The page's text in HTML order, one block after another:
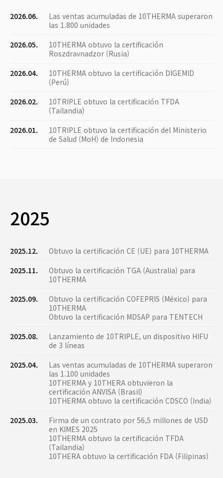
2026.06.
Las ventas acumuladas de 10THERMA superaron
las 1.800 unidades
2026.05.
10THERMA obtuvo la certificación
Roszdravnadzor (Rusia)
2026.04.
10THERMA obtuvo la certificación DIGEMID
(Perú)
2026.02.
10TRIPLE obtuvo la certificación TFDA
(Tailandia)
2026.01.
10TRIPLE obtuvo la certificación del Ministerio
de Salud (MoH) de Indonesia
2025
2025.12.
Obtuvo la certificación CE (UE) para 10THERMA
2025.11.
Obtuvo la certificación TGA (Australia) para
10THERMA
2025.09.
Obtuvo la certificación COFEPRIS (México) para
10THERMA
Obtuvo la certificación MDSAP para TENTECH
2025.08.
Lanzamiento de 10TRIPLE, un dispositivo HIFU
de 3 líneas
2025.04.
Las ventas acumuladas de 10THERMA superaron
las 1.100 unidades
10THERMA y 10THERA obtuvieron la
certificación ANVISA (Brasil)
10THERMA obtuvo la certificación CDSCO (India)
2025.03.
Firma de un contrato por 56,5 millones de USD
en KIMES 2025
10THERMA obtuvo la certificación TFDA
(Tailandia)
10THERA obtuvo la certificación FDA (Filipinas)